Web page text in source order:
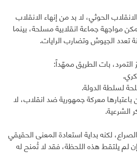
الحوثي، لا بد من إنهاء الانقلاب
مواجهة جماعة انقلابية مسلحة، بينما
تعدد الجيوش وتضارب الرايات.
بات الطريق ممهّداً:
لسلطة الدولة.
باعتبارها معركة جمهورية ضد انقلاب، لا
الشرعية.
لكنه بداية استعادة المعنى الحقيقي
لم يلتقط هذه اللحظة، فقد لا تُمنح له